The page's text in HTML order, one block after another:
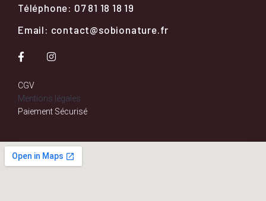
Téléphone: 07 81 18 18 19
Email: contact@sobionature.fr
CGV
Mentions légales
Paiement Sécurisé